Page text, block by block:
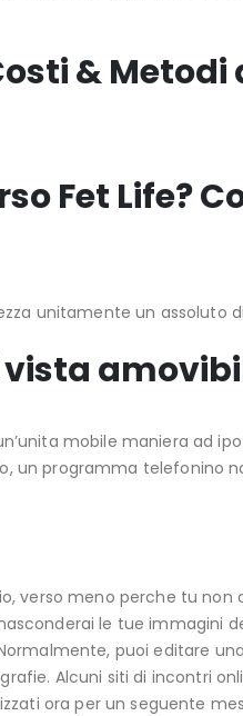
&
Fet Life?
unitamente un assoluto
vista
mobile maniera ad
un programma telefonino
verso meno perche tu non
le tue immagini
puoi editare
Alcuni siti di incontri
ora per un seguente